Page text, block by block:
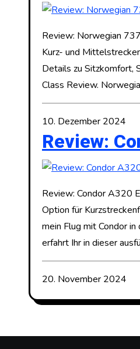
Review: Norwegian
Kurz- und
Details zu Sitzkomfort,
Class Review.
10. Dezember 2024
Review:
Review: Condor A320
Option für
mein Flug mit Condor
erfahrt Ihr in dieser
20. November 2024